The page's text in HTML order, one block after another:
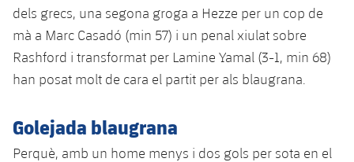
Jugadors
Calendari
Classificació
Notícies
Voleibol masculí
Apunta't a les amateurs
plusicon
més
Apunta't a les amateurs
PLUSICON
MÉS
VALORANT Rising
dels grecs, una segona groga a Hezze per un cop de
mà a Marc Casadó (min 57) i un penal xiulat sobre
Rashford i transformat per Lamine Yamal (3-1, min 68)
han posat molt de cara el partit per als blaugrana.
Golejada blaugrana
Perquè, amb un home menys i dos gols per sota en el